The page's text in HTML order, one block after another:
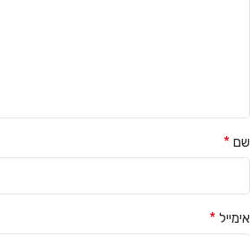
שם *
אימייל *